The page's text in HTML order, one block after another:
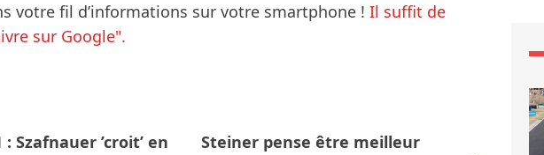
votre fil d’informations sur votre smartphone ! Il suffit de
sur Google".
: Szafnauer ’croit’ en
Steiner pense être meilleur